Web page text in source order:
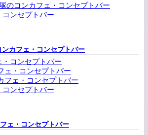
のコンカフェ・コンセプトバー
ンセプトバー
カフェ・コンセプトバー
コンセプトバー
ェ・コンセプトバー
フェ・コンセプトバー
ンセプトバー
ェ・コンセプトバー